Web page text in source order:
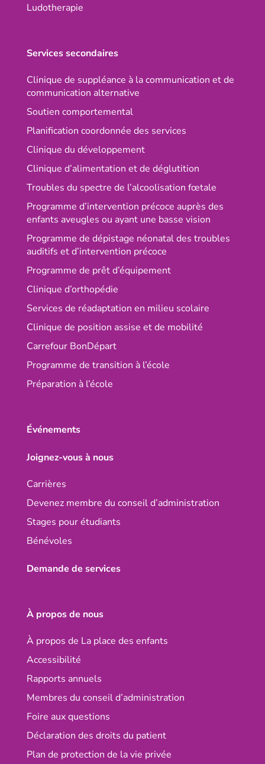
Ludotherapie
Services secondaires
Clinique de suppléance à la communication et de
communication alternative
Soutien comportemental
Planification coordonnée des services
Clinique du développement
Clinique d’alimentation et de déglutition
Troubles du spectre de l’alcoolisation fœtale
Programme d’intervention précoce auprès des
enfants aveugles ou ayant une basse vision
Programme de dépistage néonatal des troubles
auditifs et d’intervention précoce
Programme de prêt d’équipement
Clinique d’orthopédie
Services de réadaptation en milieu scolaire
Clinique de position assise et de mobilité
Carrefour BonDépart
Programme de transition à l’école
Préparation à l’école
Événements
Joignez-vous à nous
Carrières
Devenez membre du conseil d’administration
Stages pour étudiants
Bénévoles
Demande de services
À propos de nous
À propos de La place des enfants
Accessibilité
Rapports annuels
Membres du conseil d’administration
Foire aux questions
Déclaration des droits du patient
Plan de protection de la vie privée